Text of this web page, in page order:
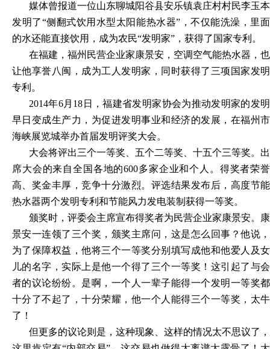
媒体曾报道一位山东聊城阳谷县安乐镇袁庄村村民李玉本
发明了“侧翻式饮用水型太阳能热水器”，不仅能洗澡，里面
的水还能直接饮用，成为农民“发明家”，获得了国家专利。
在福建，福州民营企业家康景安，空调空气能热水器，也
让他享誉八闽，成为工人发明家，同时获得了三项国家发明
专利。
2014年6月18日，福建省发明家协会为推动发明家的发明
早日变成生产力，为促进发明事业和经济的发展，在福州市
海峡展览城举办首届发明评奖大会。
大会将评出三个一等奖、五个二等奖、十五个三等奖。出
席大会的来自全国各地的600多家企业和个人。得奖者荣誉
高、奖金丰厚，竞争十分激烈。评选结果发布后，高度节能
热水器两个发明专利和节能风力发电装制获得一等奖。
颁奖时，评委会主席宣布得奖者为民营企业家康景安。康
景安一连领了三个奖，颁奖主席问，这是怎么回事？他说，
为了保障权益，他将三个一等奖分别填写成他和他爱人及女
儿的名字，实际上是他一个得了三个一等奖！这引起了与会
者的议论纷纷。是啊，一个人一辈子能得一个发明一等奖都
十分了不起了，十分荣耀，他一个人能得三个一等奖，太牛
了！
但更多的议论则是，这种现象、这样的情况太不思议了，